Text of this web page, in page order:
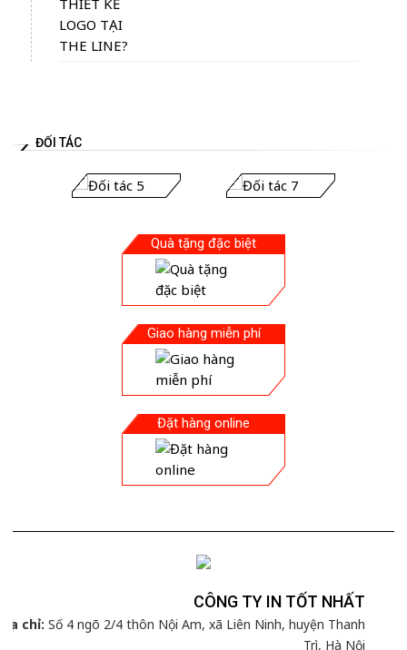
ĐỐI TÁC
Quà tặng đặc biệt
Giao hàng miễn phí
Đặt hàng online
CÔNG TY IN TỐT NHẤT
Địa chỉ: Số 4 ngõ 2/4 thôn Nội Am, xã Liên Ninh, huyện Thanh
Trì, Hà Nội